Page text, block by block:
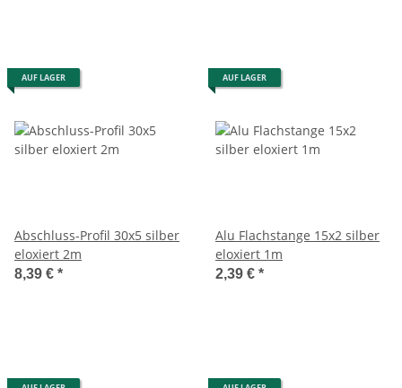
AUF LAGER
Abschluss-Profil 30x5 silber
eloxiert 2m
8,39 € *
AUF LAGER
Alu Flachstange 15x2 silber
eloxiert 1m
2,39 € *